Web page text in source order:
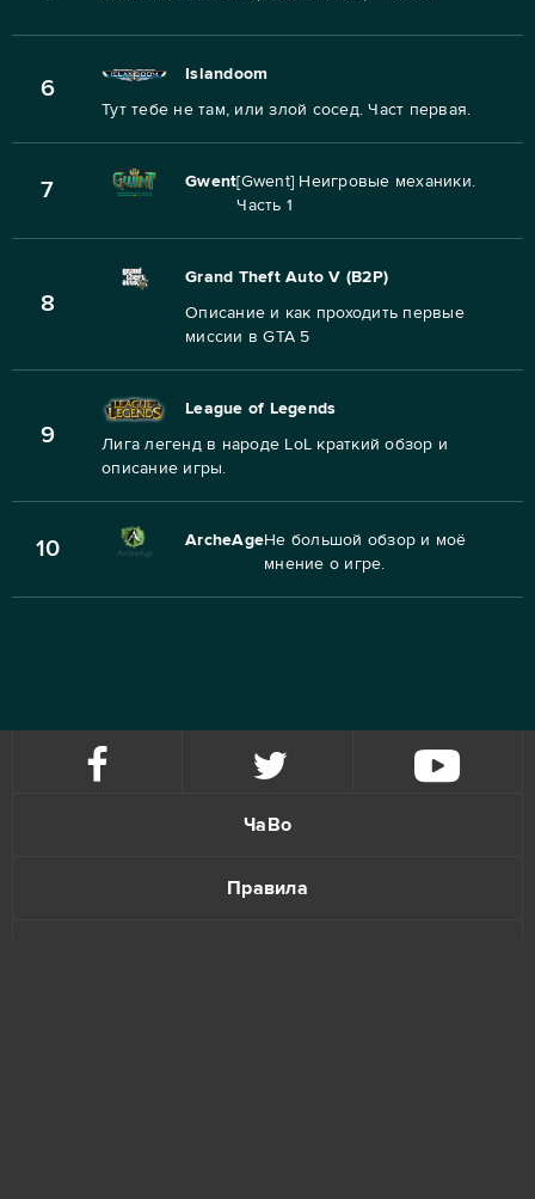
6
Islandoom
Тут тебе не там, или злой сосед. Част первая.
7 Gwent[Gwent] Неигровые механики.
Часть 1
8
Grand Theft Auto V (B2P)
Описание и как проходить первые
миссии в GTA 5
9
League of Legends
Лига легенд в народе LoL краткий обзор и
описание игры.
10 ArcheAgeНе большой обзор и моё
мнение о игре.
ЧаВо
Правила